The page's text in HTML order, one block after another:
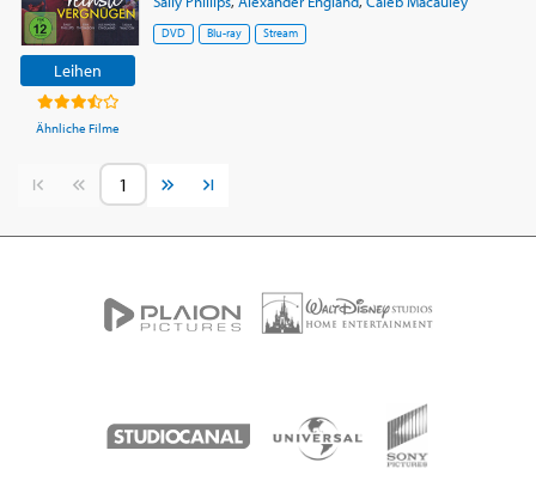
Leihen
Ähnliche Filme
DVD Blu-ray Stream
Vorherige SeiteNächste Seite